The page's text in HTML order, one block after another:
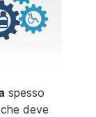
spesso
deve